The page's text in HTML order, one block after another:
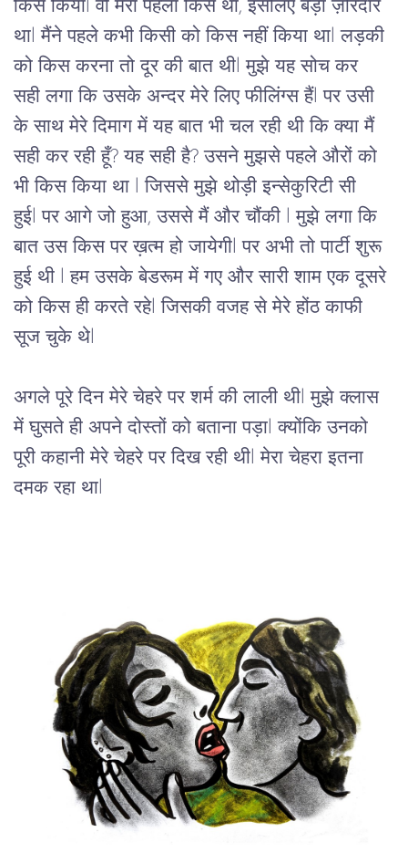
किस किया l वो मेरा पहला किस था, इसलिए बड़ा ज़ोरदार
था l मैंने पहले कभी किसी को किस नहीं किया था l लड़की
को किस करना तो दूर की बात थी l मुझे यह सोच कर
सही लगा कि उसके अन्दर मेरे लिए फीलिंग्स हैंl पर उसी
के साथ मेरे दिमाग में यह बात भी चल रही थी कि क्या मैं
सही कर रही हूँ? यह सही है? उसने मुझसे पहले औरों को
भी किस किया था l जिससे मुझे थोड़ी इन्सेकुरिटी सी
हुई l पर आगे जो हुआ, उससे मैं और चौंकी l मुझे लगा कि
बात उस किस पर ख़त्म हो जायेगी l पर अभी तो पार्टी शुरू
हुई थी l हम उसके बेडरूम में गए और सारी शाम एक दूसरे
को किस ही करते रहेl जिसकी वजह से मेरे होंठ काफी
सूज चुके थे
अगले पूरे दिन मेरे चेहरे पर शर्म की लाली थी l मुझे क्लास
में घुसते ही अपने दोस्तों को बताना पड़ा l क्योंकि उनको
पूरी कहानी मेरे चेहरे पर दिख रही थी l मेरा चेहरा इतना
दमक रहा था